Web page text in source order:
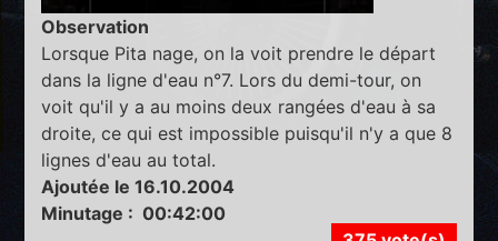
Observation
Lorsque Pita nage, on la voit prendre le départ
dans la ligne d'eau n°7. Lors du demi-tour, on
voit qu'il y a au moins deux rangées d'eau à sa
droite, ce qui est impossible puisqu'il n'y a que 8
lignes d'eau au total.
Ajoutée le 16.10.2004
Minutage : 00:42:00